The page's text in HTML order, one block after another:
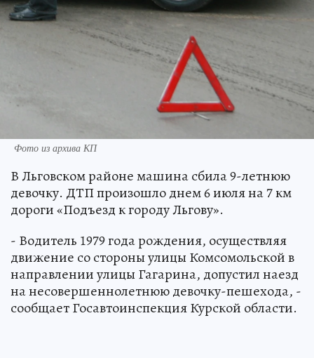
Фото из архива КП
В Льговском районе машина сбила 9-летнюю
девочку. ДТП произошло днем 6 июля на 7 км
дороги «Подъезд к городу Льгову».
- Водитель 1979 года рождения, осуществляя
движение со стороны улицы Комсомольской в
направлении улицы Гагарина, допустил наезд
на несовершеннолетнюю девочку-пешехода, -
сообщает Госавтоинспекция Курской области.